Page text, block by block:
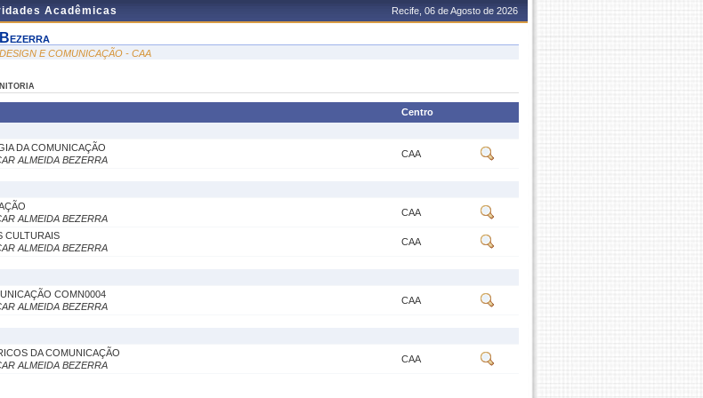
Acadêmicas Recife, 06 de Agosto de 2026
E COMUNICAÇÃO - CAA
Centro
DA COMUNICAÇÃO
ALMEIDA BEZERRA
CAA
ALMEIDA BEZERRA
CAA
CULTURAIS
ALMEIDA BEZERRA
CAA
COMN0004
ALMEIDA BEZERRA
CAA
DA COMUNICAÇÃO
ALMEIDA BEZERRA
CAA